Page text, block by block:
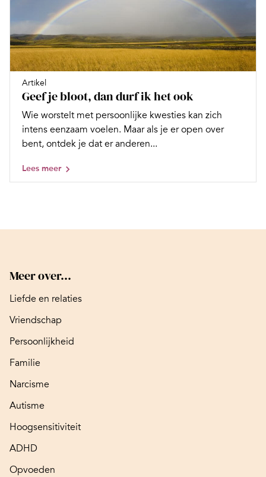
Artikel
Geef je bloot, dan durf ik het ook
Wie worstelt met persoonlijke kwesties kan zich
intens eenzaam voelen. Maar als je er open over
bent, ontdek je dat er anderen...
Lees meer
Meer over...
Liefde en relaties
Vriendschap
Persoonlijkheid
Familie
Narcisme
Autisme
Hoogsensitiviteit
ADHD
Opvoeden